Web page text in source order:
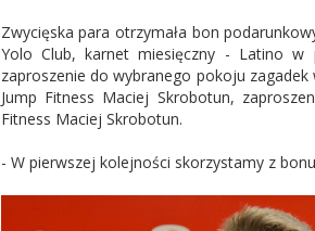
Zwycięska para otrzymała bon
Yolo Club, karnet miesięczny - Latino w
zaproszenie do wybranego pokoju
Jump Fitness Maciej Skrobotun,
Fitness Maciej Skrobotun.
- W pierwszej kolejności skorzystamy z